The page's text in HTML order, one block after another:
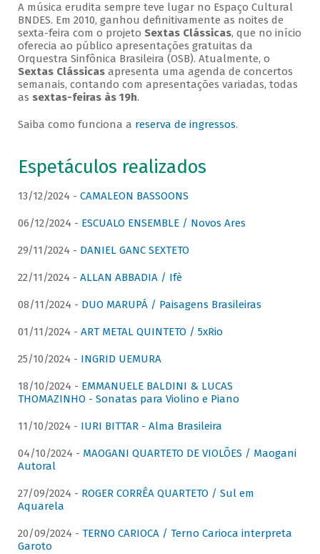
A música erudita sempre teve lugar no Espaço Cultural
BNDES. Em 2010, ganhou definitivamente as noites de
sexta-feira com o projeto Sextas Clássicas, que no início
oferecia ao público apresentações gratuitas da
Orquestra Sinfônica Brasileira (OSB). Atualmente, o
Sextas Clássicasapresenta uma agenda de concertos
semanais, contando com apresentações variadas, todas
as sextas-feiras às 19h.
Saiba como funciona a reserva de ingressos.
Espetáculos realizados
13/12/2024 - CAMALEON BASSOONS
06/12/2024 - ESCUALO ENSEMBLE / Novos Ares
29/11/2024 - DANIEL GANC SEXTETO
22/11/2024 - ALLAN ABBADIA / Ifè
08/11/2024 - DUO MARUPÁ / Paisagens Brasileiras
01/11/2024 - ART METAL QUINTETO / 5xRio
25/10/2024 - INGRID UEMURA
18/10/2024 - EMMANUELE BALDINI & LUCAS
THOMAZINHO - Sonatas para Violino e Piano
11/10/2024 - IURI BITTAR - Alma Brasileira
04/10/2024 - MAOGANI QUARTETO DE VIOLÕES / Maogani
Autoral
27/09/2024 - ROGER CORRÊA QUARTETO / Sul em
Aquarela
20/09/2024 - TERNO CARIOCA / Terno Carioca interpreta
Garoto